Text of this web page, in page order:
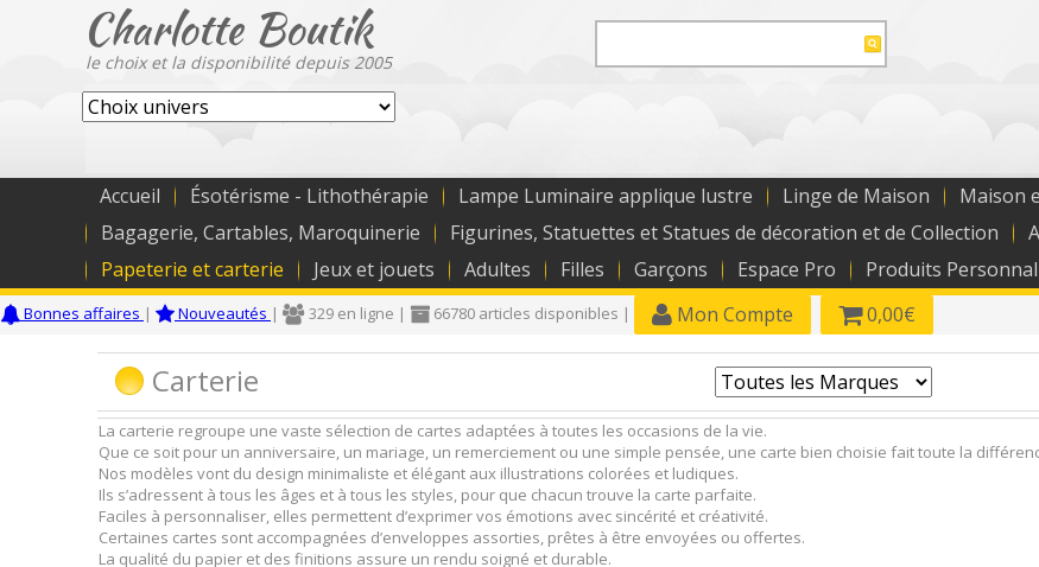
Charlotte Boutik
le choix et la disponibilité depuis 2005
Accueil Ésotérisme - Lithothérapie Lampe Luminaire applique lustre Linge de Maison Maison
Bagagerie, Cartables, Maroquinerie
Figurines, Statuettes et Statues de décoration et de Collection
Papeterie et carterie
Jeux et jouets Adultes Filles Garçons Espace Pro Produits
Bonnes affaires | Nouveautés | 329 en ligne | 66780 articles disponibles | Mon Compte 0,00€
Carterie
La carterie regroupe une vaste sélection de cartes adaptées à toutes les occasions de la vie.
Que ce soit pour un anniversaire, un mariage, un remerciement ou une simple pensée, une carte bien choisie fait toute la
Nos modèles vont du design minimaliste et élégant aux illustrations colorées et ludiques.
Ils s’adressent à tous les âges et à tous les styles, pour que chacun trouve la carte parfaite.
Faciles à personnaliser, elles permettent d’exprimer vos émotions avec sincérité et créativité.
Certaines cartes sont accompagnées d’enveloppes assorties, prêtes à être envoyées ou offertes.
La qualité du papier et des finitions assure un rendu soigné et durable.